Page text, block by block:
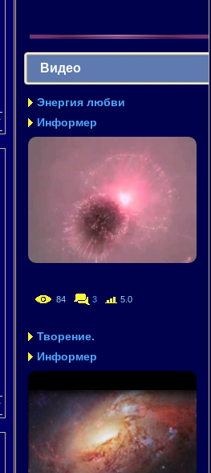
Видео
Энергия любви
Информер
84 3 5.0
Творение.
Информер